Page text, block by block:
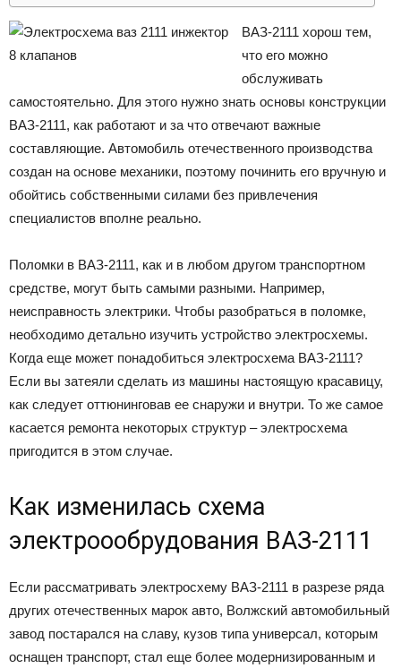
ВАЗ-2111 хорош тем,
что его можно
обслуживать
самостоятельно. Для этого нужно знать основы конструкции
ВАЗ-2111, как работают и за что отвечают важные
составляющие. Автомобиль отечественного производства
создан на основе механики, поэтому починить его вручную и
обойтись собственными силами без привлечения
специалистов вполне реально.
Поломки в ВАЗ-2111, как и в любом другом транспортном
средстве, могут быть самыми разными. Например,
неисправность электрики. Чтобы разобраться в поломке,
необходимо детально изучить устройство электросхемы.
Когда еще может понадобиться электросхема ВАЗ-2111?
Если вы затеяли сделать из машины настоящую красавицу,
как следует оттюнинговав ее снаружи и внутри. То же самое
касается ремонта некоторых структур – электросхема
пригодится в этом случае.
Как изменилась схема
электроообрудования ВАЗ-2111
Если рассматривать электросхему ВАЗ-2111 в разрезе ряда
других отечественных марок авто, Волжский автомобильный
завод постарался на славу, кузов типа универсал, которым
оснащен транспорт, стал еще более модернизированным и